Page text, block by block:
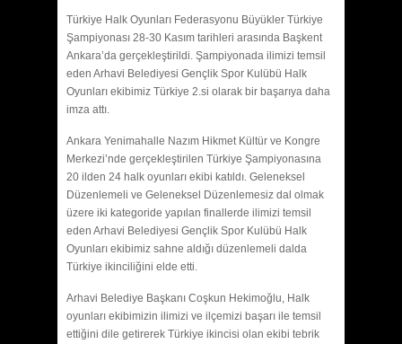
Türkiye Halk Oyunları Federasyonu Büyükler Türkiye
Şampiyonası 28-30 Kasım tarihleri arasında Başkent
Ankara’da gerçekleştirildi. Şampiyonada ilimizi temsil
eden Arhavi Belediyesi Gençlik Spor Kulübü Halk
Oyunları ekibimiz Türkiye 2.si olarak bir başarıya daha
imza attı.
Ankara Yenimahalle Nazım Hikmet Kültür ve Kongre
Merkezi’nde gerçekleştirilen Türkiye Şampiyonasına
20 ilden 24 halk oyunları ekibi katıldı. Geleneksel
Düzenlemeli ve Geleneksel Düzenlemesiz dal olmak
üzere iki kategoride yapılan finallerde ilimizi temsil
eden Arhavi Belediyesi Gençlik Spor Kulübü Halk
Oyunları ekibimiz sahne aldığı düzenlemeli dalda
Türkiye ikinciliğini elde etti.
Arhavi Belediye Başkanı Coşkun Hekimoğlu, Halk
oyunları ekibimizin ilimizi ve ilçemizi başarı ile temsil
ettiğini dile getirerek Türkiye ikincisi olan ekibi tebrik